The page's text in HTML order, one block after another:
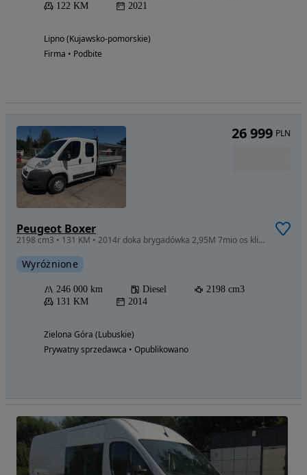
122 KM
2021
Lipno (Kujawsko-pomorskie)
Firma • Podbite
Peugeot Boxer
2198 cm3 • 131 KM • 2014r doka brygadówka 2,95M 7mio os klimatyzacja z Niemiec stan bdb
Wyróżnione
246 000 km Diesel
2198 cm3
131 KM
2014
Zielona Góra (Lubuskie)
Prywatny sprzedawca • Opublikowano
26 999 PLN